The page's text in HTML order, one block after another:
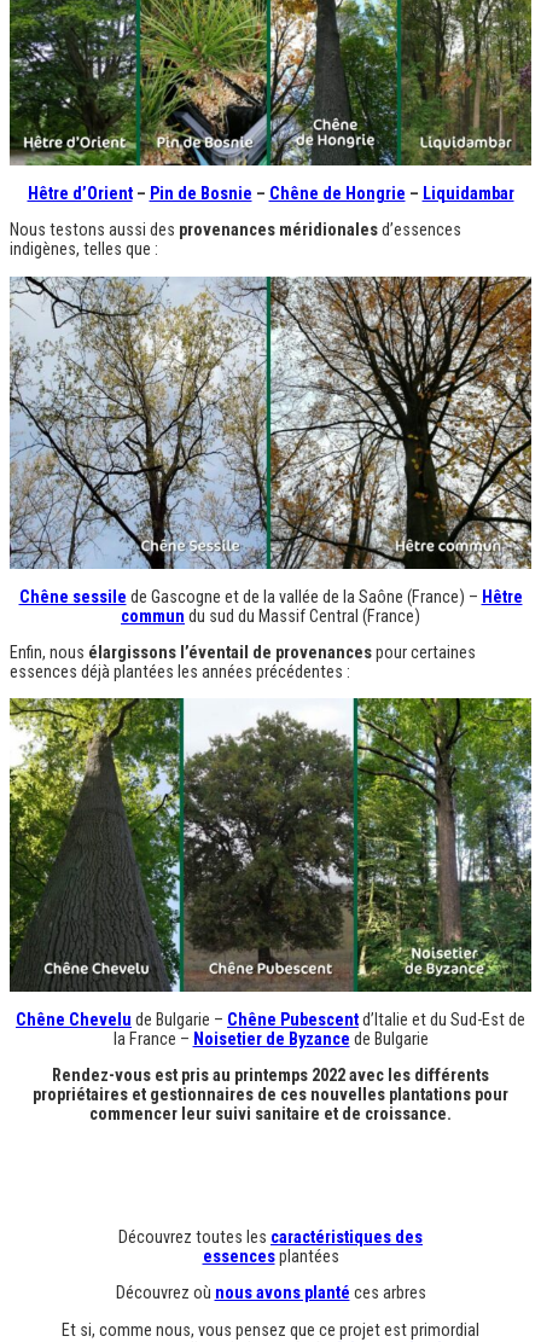
Hêtre d’Orient– Pin de Bosnie – Chêne de Hongrie – Liquidambar
Nous testons aussi des provenances méridionalesd’essences
indigènes, telles que :
Chêne sessile de Gascogne et de la vallée de la Saône (France) – Hêtre
commun du sud du Massif Central (France)
Enfin, nous élargissons l’éventail de provenancespour certaines
essences déjà plantées les années précédentes :
Chêne Chevelu de Bulgarie – Chêne Pubescentd’Italie et du Sud-Est de
la France – Noisetier de Byzance de Bulgarie
Rendez-vous est pris au printemps 2022 avec les différents
propriétaires et gestionnaires de ces nouvelles plantations pour
commencer leur suivi sanitaire et de croissance.
Découvrez toutes les caractéristiques des
essencesplantées
Découvrez où nous avons planté ces arbres
Et si, comme nous, vous pensez que ce projet est primordial